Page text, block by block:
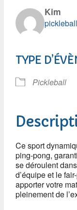
Kim
TYPE
Pickleball
Ce sport
ping-pong,
se déroulent
d’équipe et le
apporter votre
pleinement de